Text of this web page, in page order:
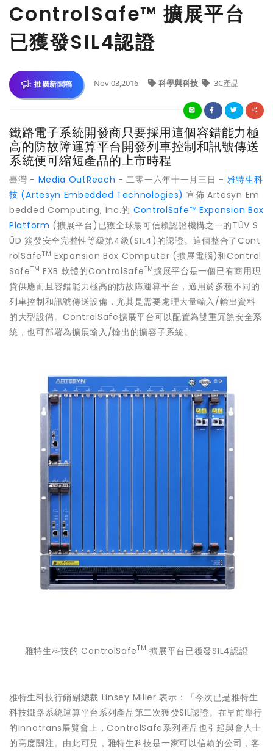
ControlSafe™ 擴展平台
已獲發SIL4認證
推廣新聞稿 Nov 03,2016 科學與科技 3C產品
鐵路電子系統開發商只要採用這個容錯能力極
高的防故障運算平台開發列車控制和訊號傳送
系統便可縮短產品的上市時程
臺灣 - Media OutReach - 二零一六年十一月三日 - 雅特生科
技 (Artesyn Embedded Technologies) 宣佈 Artesyn Em
bedded Computing, Inc.的 ControlSafe™ Expansion Box
Platform (擴展平台)已獲全球最可信賴認證機構之一的TÜV S
ÜD 簽發安全完整性等級第4級(SIL4)的認證。這個整合了Cont
rolSafeTM Expansion Box Computer (擴展電腦)和Control
SafeTM EXB 軟體的ControlSafeTM擴展平台是一個已有商用現
貨供應而且容錯能力極高的防故障運算平台，適用於多種不同的
列車控制和訊號傳送設備，尤其是需要處理大量輸入/輸出資料
的大型設備。ControlSafe擴展平台可以配置為雙重冗餘安全系
統，也可部署為擴展輸入/輸出的擴容子系統。
雅特生科技的 ControlSafeTM 擴展平台已獲發SIL4認證
雅特生科技行銷副總裁 Linsey Miller 表示：「今次已是雅特生
科技鐵路系統運算平台系列產品第二次獲發SIL認證。在早前舉行
的Innotrans展覽會上，ControlSafe系列產品也引起與會人士
的高度關注。由此可見，雅特生科技是一家可以信賴的公司，客